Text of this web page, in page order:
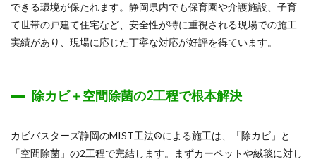
できる環境が保たれます。静岡県内でも保育園や介護施設、子育
て世帯の戸建て住宅など、安全性が特に重視される現場での施工
実績があり、現場に応じた丁寧な対応が好評を得ています。
除カビ＋空間除菌の2工程で根本解決
カビバスターズ静岡のMIST工法®による施工は、「除カビ」と
「空間除菌」の2工程で完結します。まずカーペットや絨毯に対し